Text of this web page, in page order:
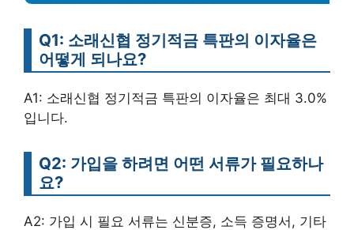
Q1: 소래신협 정기적금 특판의 이자율은
어떻게 되나요?
A1: 소래신협 정기적금 특판의 이자율은 최대 3.0%
입니다.
Q2: 가입을 하려면 어떤 서류가 필요하나
요?
A2: 가입 시 필요 서류는 신분증, 소득 증명서, 기타